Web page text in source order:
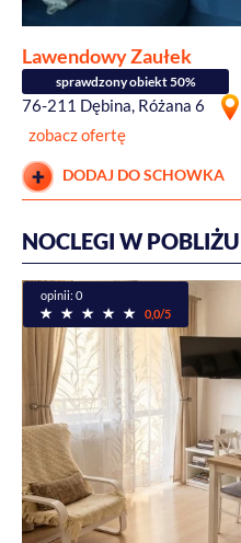
Lawendowy Zaułek
sprawdzony obiekt 50%
76-211 Dębina, Różana 6
zobacz ofertę
DODAJ DO SCHOWKA
NOCLEGI W POBLIŻU
opinii: 0
0,0/5